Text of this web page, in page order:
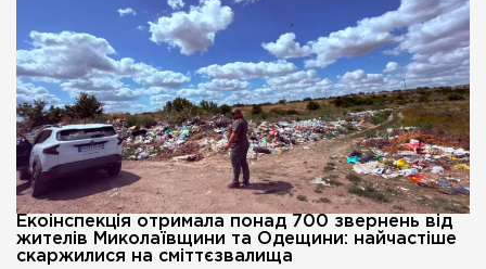
Екоінспекція отримала понад 700 звернень від
жителів Миколаївщини та Одещини: найчастіше
скаржилися на сміттєзвалища